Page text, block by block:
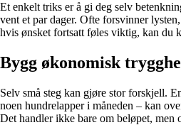
Et enkelt triks er å gi deg selv
vent et par dager. Ofte forsvinner
hvis ønsket fortsatt føles viktig, kan du
Bygg økonomisk
Selv små steg kan gjøre stor forskjell.
noen hundrelapper i måneden – kan
Det handler ikke bare om beløpet, men